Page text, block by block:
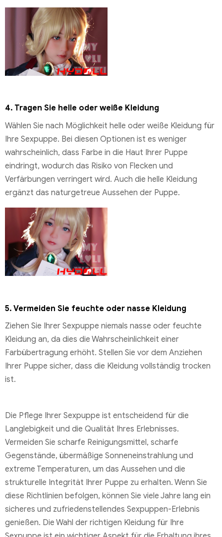
4. Tragen Sie helle oder weiße Kleidung
Wählen Sie nach Möglichkeit helle oder weiße Kleidung für
Ihre Sexpuppe. Bei diesen Optionen ist es weniger
wahrscheinlich, dass Farbe in die Haut Ihrer Puppe
eindringt, wodurch das Risiko von Flecken und
Verfärbungen verringert wird. Auch die helle Kleidung
ergänzt das naturgetreue Aussehen der Puppe.
5. Vermeiden Sie feuchte oder nasse Kleidung
Ziehen Sie Ihrer Sexpuppe niemals nasse oder feuchte
Kleidung an, da dies die Wahrscheinlichkeit einer
Farbübertragung erhöht. Stellen Sie vor dem Anziehen
Ihrer Puppe sicher, dass die Kleidung vollständig trocken
ist.
Die Pflege Ihrer Sexpuppe ist entscheidend für die
Langlebigkeit und die Qualität Ihres Erlebnisses.
Vermeiden Sie scharfe Reinigungsmittel, scharfe
Gegenstände, übermäßige Sonneneinstrahlung und
extreme Temperaturen, um das Aussehen und die
strukturelle Integrität Ihrer Puppe zu erhalten. Wenn Sie
diese Richtlinien befolgen, können Sie viele Jahre lang ein
sicheres und zufriedenstellendes Sexpuppen-Erlebnis
genießen. Die Wahl der richtigen Kleidung für Ihre